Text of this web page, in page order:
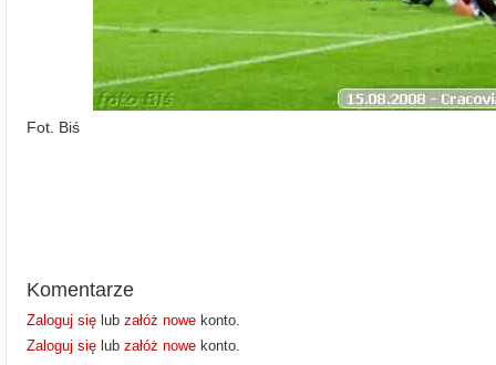
Fot. Biś
Komentarze
Zaloguj się lub załóż nowe konto.
Zaloguj się lub załóż nowe konto.